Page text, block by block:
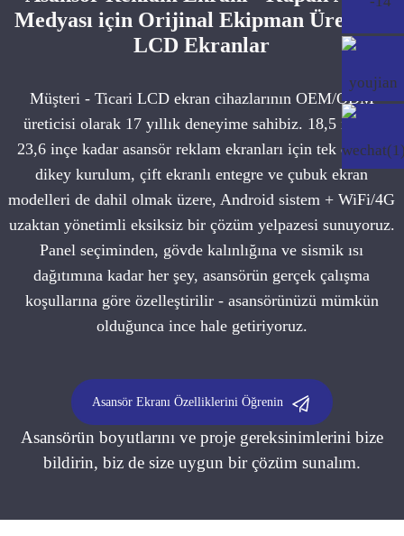
Medyası için Orijinal Ekipman Üreticisi
LCD Ekranlar
Müşteri - Ticari LCD ekran cihazlarının OEM/ODM
üreticisi olarak 17 yıllık deneyime sahibiz. 18,5 inçten
23,6 inçe kadar asansör reklam ekranları için tek ekranlı
dikey kurulum, çift ekranlı entegre ve çubuk ekran
modelleri de dahil olmak üzere, Android sistem + WiFi/4G
uzaktan yönetimli eksiksiz bir çözüm yelpazesi sunuyoruz.
Panel seçiminden, gövde kalınlığına ve sismik ısı
dağıtımına kadar her şey, asansörün gerçek çalışma
koşullarına göre özelleştirilir - asansörünüzü mümkün
olduğunca ince hale getiriyoruz.
Asansör Ekranı Özelliklerini Öğrenin
Asansörün boyutlarını ve proje gereksinimlerini bize
bildirin, biz de size uygun bir çözüm sunalım.